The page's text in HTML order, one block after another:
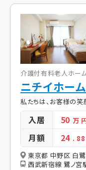
介護付有料老人ホー
ニチイホー
私たちは、お客様の笑
入居 50万
月額 24 .
東京都 中野区 白
西武新宿線 鷺ノ宮